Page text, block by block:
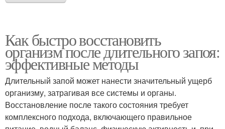
Как быстро восстановить
организм после длительного запоя:
эффективные методы
Длительный запой может нанести значительный ущерб
организму, затрагивая все системы и органы.
Восстановление после такого состояния требует
комплексного подхода, включающего правильное